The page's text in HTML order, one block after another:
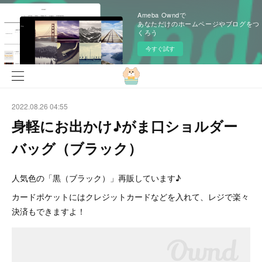
Ameba Owndで
あなただけのホームページやブログをつ
くろう
今すぐ試す
2022.08.26 04:55
身軽にお出かけ♪がま口ショルダー
バッグ（ブラック）
人気色の「黒（ブラック）」再販しています♪
カードポケットにはクレジットカードなどを入れて、レジで楽々
決済もできますよ！